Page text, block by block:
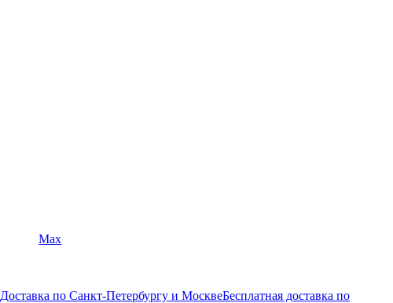
Max
Доставка по Санкт-Петербургу и МосквеБесплатная доставка по